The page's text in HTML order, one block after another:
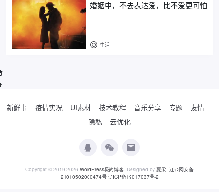
婚姻中，不去表达爱，比不爱更可怕
生活
新鲜事 疫情实况 UI素材 技术教程 音乐分享 专题
友情
隐私
云优化
Copyright © 2019-2026 WordPress极简博客. Designed by 夏柔. 辽公网安备
21010502000474号 辽ICP备19017037号-2